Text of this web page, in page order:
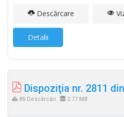
Descărcare
Detalii
Dispoziţia nr. 2811
85 Descărcări 2.77 MB